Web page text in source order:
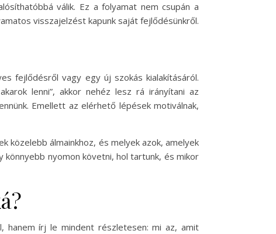
válik. Ez a folyamat nem csupán a
visszajelzést kapunk saját fejlődésünkről.
fejlődésről vagy egy új szokás kialakításáról.
lenni”, akkor nehéz lesz rá irányítani az
Emellett az elérhető lépések motiválnak,
közelebb álmainkhoz, és melyek azok, amelyek
nyomon követni, hol tartunk, és mikor
hanem írj le mindent részletesen: mi az, amit